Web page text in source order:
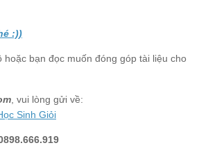
:))
hoặc bạn đọc muốn đóng góp tài liệu cho
, vui lòng gửi về:
Sinh Giỏi